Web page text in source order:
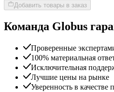
Добавить товары в заказ
Команда Globus
Проверенные
100% материальная
Исключительная
Лучшие цены на рынке
Уверенность в качестве